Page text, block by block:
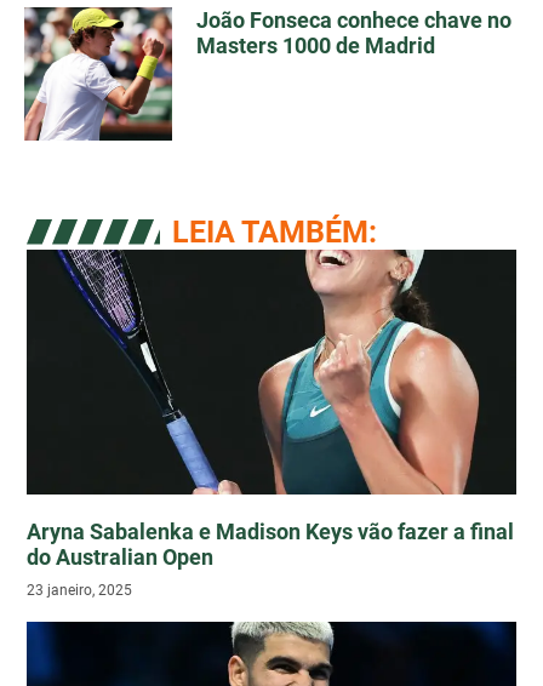
João Fonseca conhece chave no
Masters 1000 de Madrid
LEIA TAMBÉM:
Aryna Sabalenka e Madison Keys vão fazer a final
do Australian Open
23 janeiro, 2025